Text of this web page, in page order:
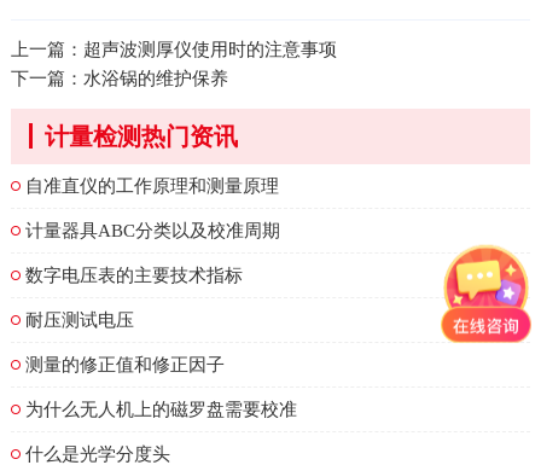
上一篇： 超声波测厚仪使用时的注意事项
下一篇： 水浴锅的维护保养
计量检测热门资讯
自准直仪的工作原理和测量原理
计量器具ABC分类以及校准周期
数字电压表的主要技术指标
耐压测试电压
测量的修正值和修正因子
为什么无人机上的磁罗盘需要校准
什么是光学分度头